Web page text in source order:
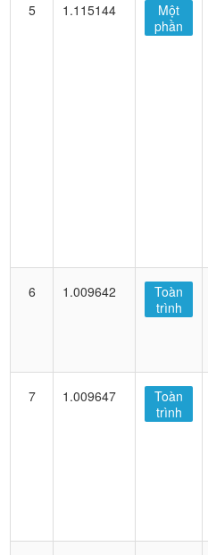
5 1.115144
Một
phần
6 1.009642
Toàn
trình
7 1.009647
Toàn
trình